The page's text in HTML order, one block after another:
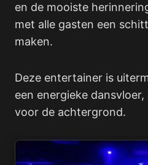
en de mooiste
met alle gasten een
maken.
Deze entertainer is
een energieke
voor de achtergrond.